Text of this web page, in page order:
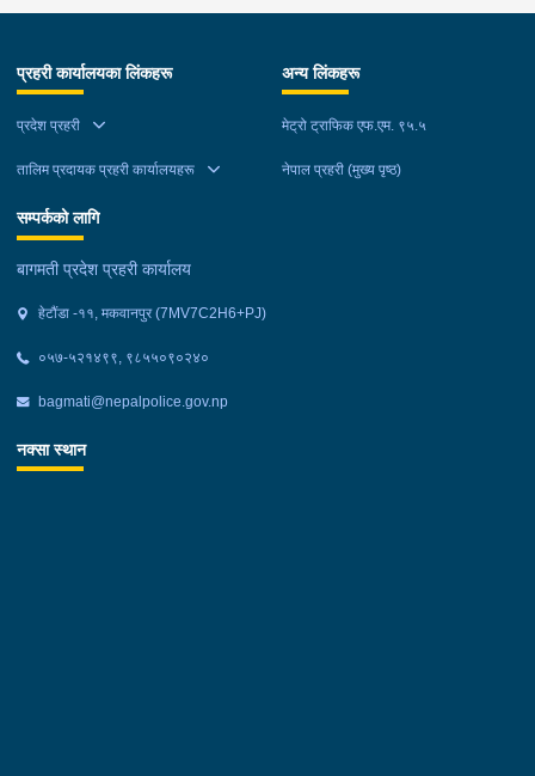
प्रहरी कार्यालयका लिंकहरू
प्रदेश प्रहरी
तालिम प्रदायक प्रहरी कार्यालयहरू
अन्य लिंकहरू
मेट्रो ट्राफिक एफ.एम. ९५.५
नेपाल प्रहरी (मुख्य पृष्ठ)
सम्पर्कको लागि
बागमती प्रदेश प्रहरी कार्यालय
हेटौंडा -११, मकवानपुर (7MV7C2H6+PJ)
०५७-५२१४९९, ९८५५०९०२४०
bagmati@nepalpolice.gov.np
नक्सा स्थान